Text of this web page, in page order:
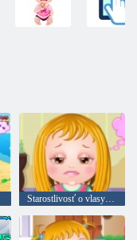
Starostlivosť o vlasy dieťa Hazel